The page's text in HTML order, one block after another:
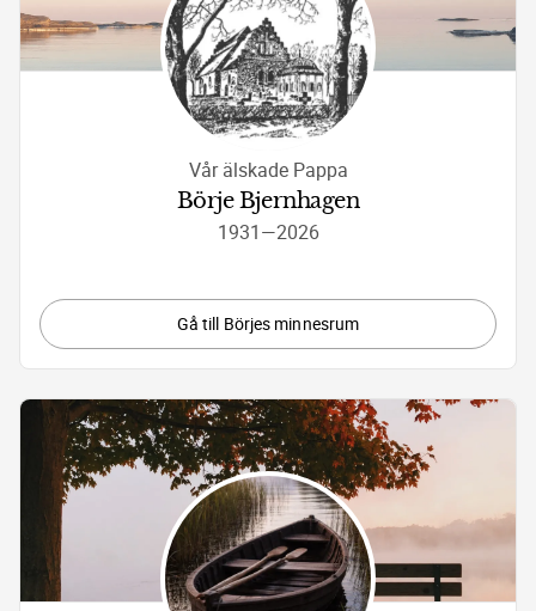
Vår älskade Pappa
Börje Bjernhagen
1931—2026
Gå till Börjes minnesrum